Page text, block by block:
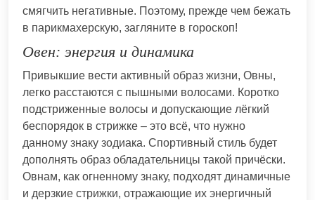
смягчить негативные. Поэтому, прежде чем бежать
в парикмахерскую, загляните в гороскоп!
Овен: энергия и динамика
Привыкшие вести активный образ жизни, Овны,
легко расстаются с пышными волосами. Коротко
подстриженные волосы и допускающие лёгкий
беспорядок в стрижке – это всё, что нужно
данному знаку зодиака. Спортивный стиль будет
дополнять образ обладательницы такой причёски.
Овнам, как огненному знаку, подходят динамичные
и дерзкие стрижки, отражающие их энергичный